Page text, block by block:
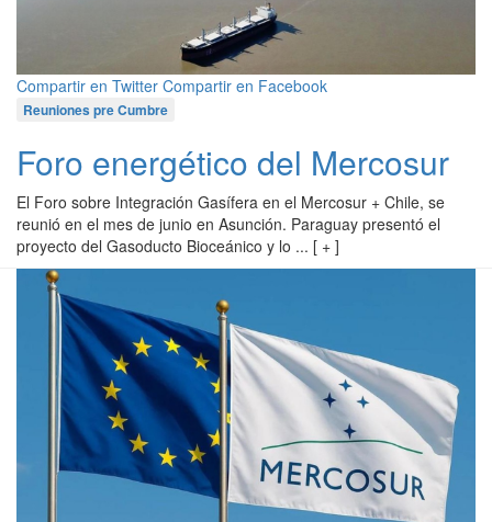
Compartir en Twitter Compartir en Facebook
Reuniones pre Cumbre
Foro energético del Mercosur
El Foro sobre Integración Gasífera en el Mercosur + Chile, se
reunió en el mes de junio en Asunción. Paraguay presentó el
proyecto del Gasoducto Bioceánico y lo ... [ + ]